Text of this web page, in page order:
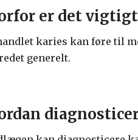
er det
karies kan føre til
generelt.